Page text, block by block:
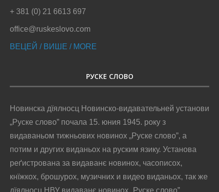
+ 381 (0) 21 6613 697
office@ruskeslovo.com
ВЕЦЕЙ / ВИШЕ / MORE
РУСКЕ СЛОВО
Новинска дїялносц Новинско-видавательней установи
„Руске слово” почала 15. юния 1945. року з
видаваньом тижньових новинох „Руске слово”, а
потим и других виданьох на руским язику. Установа
реґистрована за видаванє новинох, часописох,
кнїжкох, брошурох, музичних и видео виданьох, так же
дїялносц НВУ видаванє новинох „Руске слово”,